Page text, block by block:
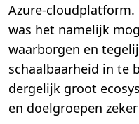
Azure-cloudplatform.
was het namelijk
waarborgen en
schaalbaarheid in te
dergelijk groot
en doelgroepen